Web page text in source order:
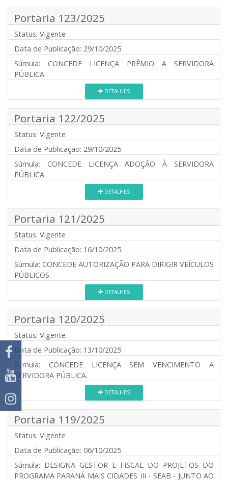
Portaria 123/2025
Status: Vigente
Data de Publicação: 29/10/2025
Súmula: CONCEDE LICENÇA PRÊMIO A SERVIDORA
PÚBLICA.
DETALHES
Portaria 122/2025
Status: Vigente
Data de Publicação: 29/10/2025
Súmula: CONCEDE LICENÇA ADOÇÃO À SERVIDORA
PÚBLICA.
DETALHES
Portaria 121/2025
Status: Vigente
Data de Publicação: 16/10/2025
Súmula: CONCEDE AUTORIZAÇÃO PARA DIRIGIR VEÍCULOS
PÚBLICOS.
DETALHES
Portaria 120/2025
Status: Vigente
Data de Publicação: 13/10/2025
Súmula: CONCEDE LICENÇA SEM VENCIMENTO A
SERVIDORA PÚBLICA.
DETALHES
Portaria 119/2025
Status: Vigente
Data de Publicação: 06/10/2025
Súmula: DESIGNA GESTOR E FISCAL DO PROJETOS DO
PROGRAMA PARANÁ MAIS CIDADES III - SEAB - JUNTO AO